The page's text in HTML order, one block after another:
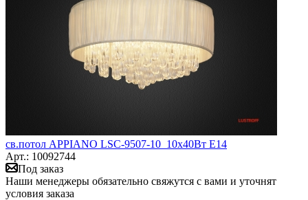
св.потол APPIANO LSC-9507-10_10х40Вт Е14
Арт.: 10092744
Под заказ
Наши менеджеры обязательно свяжутся с вами и уточнят
условия заказа